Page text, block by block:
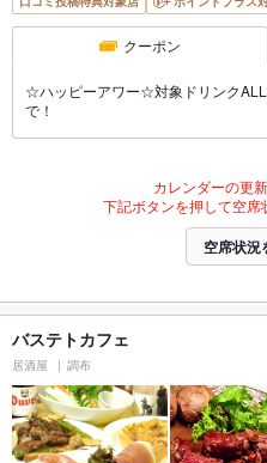
クーポン
☆ハッピーアワー☆対象ドリンク
で！
カレンダーの更
下記ボタンを押して空席
空席状況
バステトカフェ
居酒屋 調布